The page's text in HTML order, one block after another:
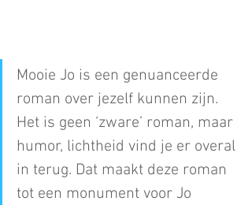
Mooie Jo is een genuanceerde
roman over jezelf kunnen zijn.
Het is geen ‘zware’ roman, maar
humor, lichtheid vind je er overal
in terug. Dat maakt deze roman
tot een monument voor Jo